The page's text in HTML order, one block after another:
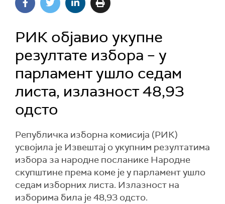
РИК објавио укупне
резултате избора – у
парламент ушло седам
листа, излазност 48,93
одсто
Републичка изборна комисија (РИК)
усвојила је Извештај о укупним резултатима
избора за народне посланике Народне
скупштине према коме је у парламент ушло
седам изборних листа. Излазност на
изборима била је 48,93 одсто.